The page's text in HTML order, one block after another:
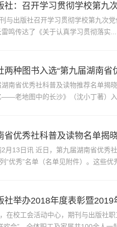
社：召开学习贯彻学校第九
与出版社召开学习贯彻学校第九次党
鸣传达了《关于认真学习贯彻落实...
两种图书入选“第九届湖南省
南省优秀社科普及读物推荐名单
——老地图中的长沙》（沈小丁著）
省优秀社科普及读物名单揭
月13日讯 近日，第九届湖南省优秀
“优秀”名单（名单见附件）。这些
社举办2018年度表彰暨2019
在校工会活动中心，期刊与出版社